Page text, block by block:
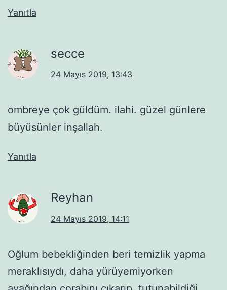
Yanıtla
secce
24 Mayıs 2019, 13:43
ombreye çok güldüm. ilahi. güzel günlere
büyüsünler inşallah.
Yanıtla
Reyhan
24 Mayıs 2019, 14:11
Oğlum bebekliğinden beri temizlik yapma
meraklısıydı, daha yürüyemiyorken